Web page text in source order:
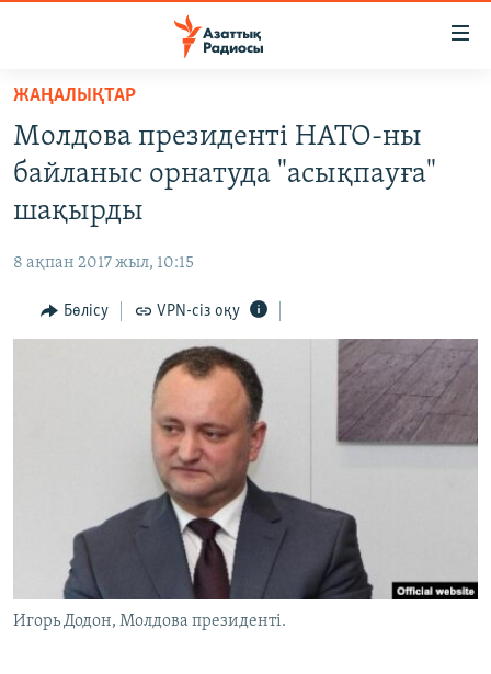
Skip
main
content
to
main
to
САЯСАТ
АДАМ ҚҰҚЫҚТАРЫ
ӘЛЕУМЕТ
АРНАЙЫ ЖОБАЛАР
Басқа тілдерде
ЖАҢАЛЫҚТАР
Молдова президенті НАТО-ны
байланыс орнатуда "асықпауға"
шақырды
8 ақпан 2017 жыл, 10:15
Бөлісу VPN-сіз оқу
Игорь Додон, Молдова президенті.